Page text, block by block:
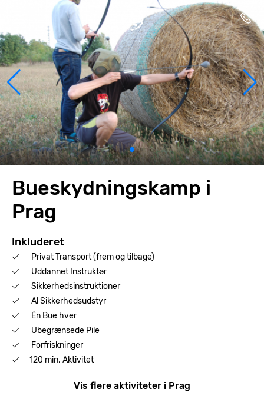
Bueskydningskamp i
Prag
Inkluderet
Privat Transport (frem og tilbage)
Uddannet Instruktør
Sikkerhedsinstruktioner
Al Sikkerhedsudstyr
Én Bue hver
Ubegrænsede Pile
Forfriskninger
120 min. Aktivitet
Vis flere aktiviteter i Prag